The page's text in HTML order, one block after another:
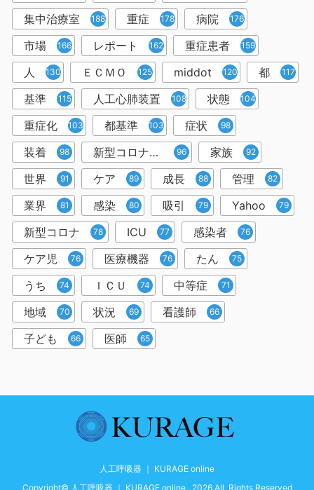
集中治療室 188 重症 178 病院 176
市場 166 レポート 162 重症患者 159
人 130 ＥＣＭＯ 125 middot 120 都 117
基準 115 人工心肺装置 108 状態 104
重症化 103 都基準 103 症状 98
装着 98 新型コロナウイルス 96 家族 92
世界 91 ケア 89 成長 88 管理 82
業界 81 感染 80 吸引 79 Yahoo 79
新型コロナ 78 ICU 77 感染者 76
ケア児 76 医療機器 76 たん 75
うち 74 ＩＣＵ 74 中等症 71
地域 70 状況 69 看護師 66
子ども 66 医師 65
人工呼吸器 ｜ KURAGE online
Copyright© 人工呼吸器 ｜ KURAGE online , 2026 All Rights Reserved